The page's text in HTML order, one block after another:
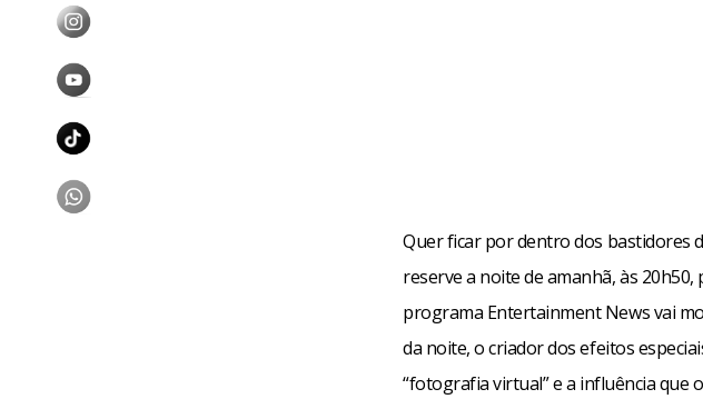
Quer ficar por dentro dos bastidores
reserve a noite de amanhã, às 20h50,
programa Entertainment News vai
da noite, o criador dos efeitos
“fotografia virtual” e a influência que